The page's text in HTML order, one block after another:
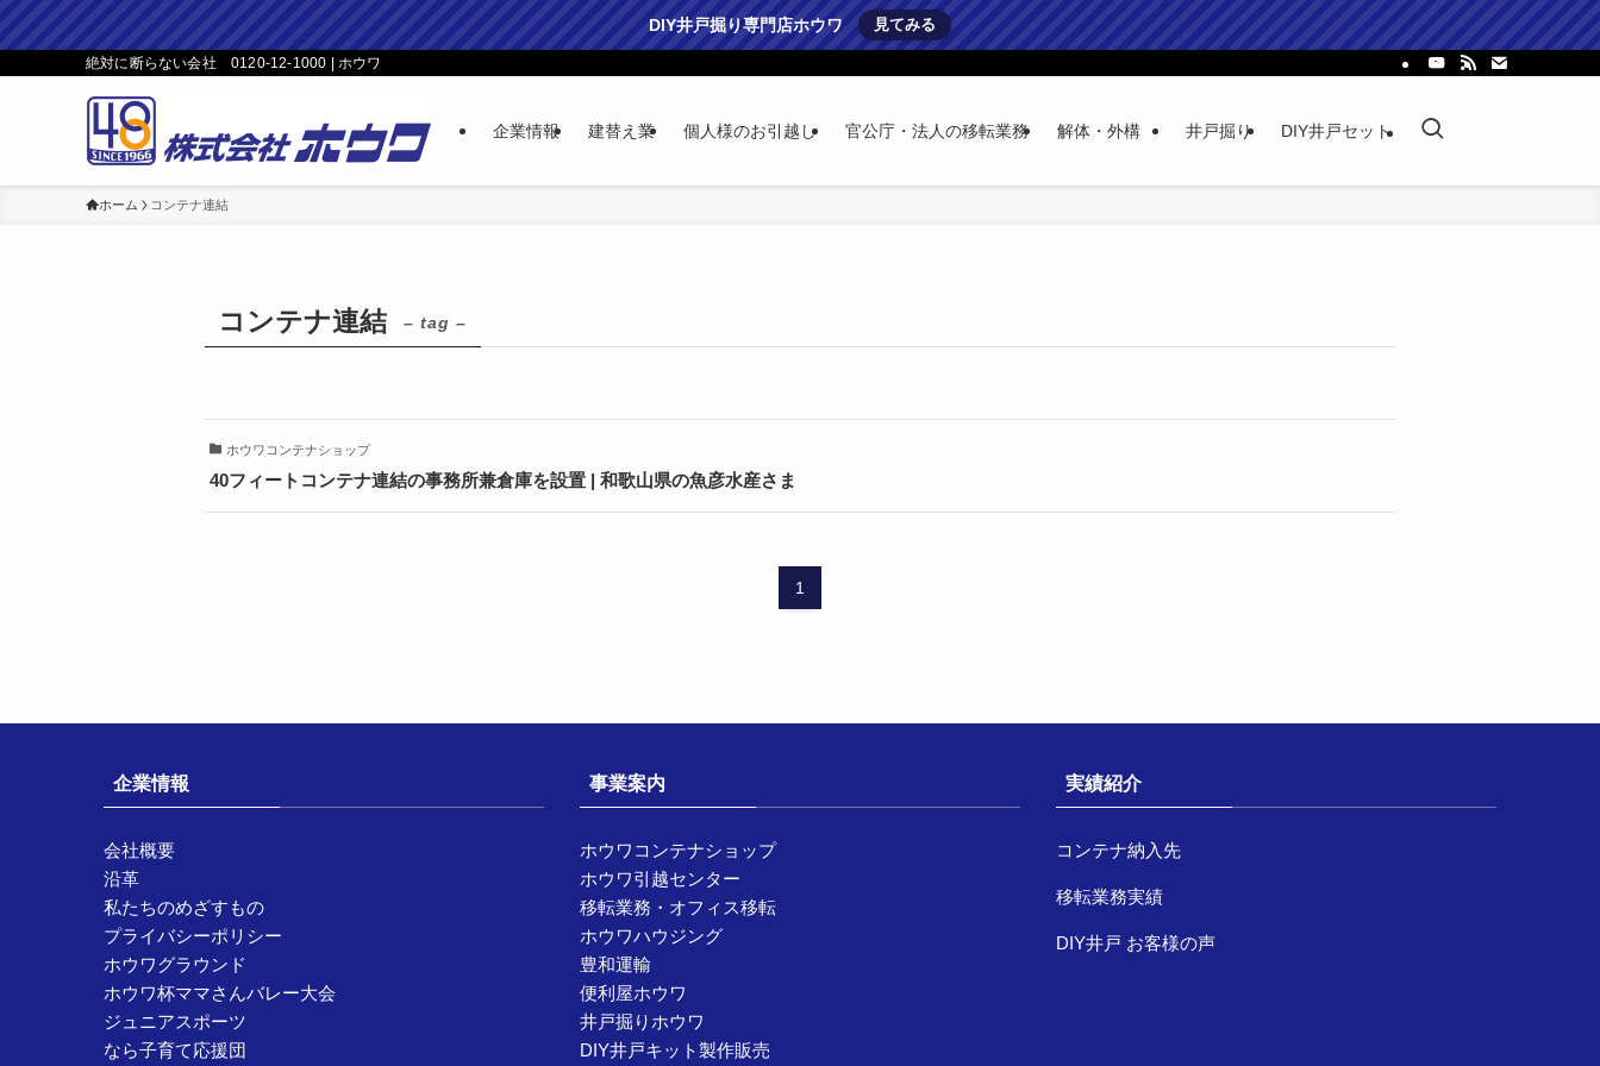
DIY井戸掘り専門店ホウワ 見てみる
絶対に断らない会社 0120-12-1000 | ホウワ
企業情報 建替え業 個人様のお引越し 官公庁・法人の移転業務 解体・外構 井戸掘り DIY井戸セット
ホーム コンテナ連結
コンテナ連結 – tag –
ホウワコンテナショップ
40フィートコンテナ連結の事務所兼倉庫を設置 | 和歌山県の魚彦水産さま
1
企業情報
会社概要
沿革
私たちのめざすもの
プライバシーポリシー
ホウワグラウンド
ホウワ杯ママさんバレー大会
ジュニアスポーツ
なら子育て応援団
事業案内
ホウワコンテナショップ
ホウワ引越センター
移転業務・オフィス移転
ホウワハウジング
豊和運輸
便利屋ホウワ
井戸掘りホウワ
DIY井戸キット製作販売
実績紹介
コンテナ納入先
移転業務実績
DIY井戸 お客様の声